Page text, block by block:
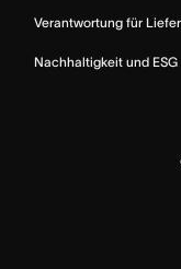
Verantwortung für
Nachhaltigkeit und ESG